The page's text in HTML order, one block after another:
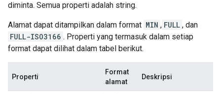
diminta. Semua properti adalah string.
Alamat dapat ditampilkan dalam format MIN , FULL , dan
FULL-ISO3166 . Properti yang termasuk dalam setiap
format dapat dilihat dalam tabel berikut.
Properti
Format
alamat
Deskripsi